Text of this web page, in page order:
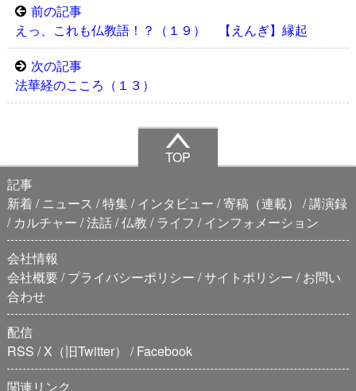
前の記事
えっ、これも仏教語！？（１９） 【えんぎ】縁起
次の記事
法華経のこころ（１３）
TOP
記事
新着
ニュース 特集 インタビュー 寄稿（連載）
講演録
カルチャー 法話 仏教 ライフ
インフォメーション
会社情報
会社概要 プライバシーポリシー サイトポリシー
お問い
合わせ
配信
RSS
X（旧Twitter）
Facebook
関連リンク